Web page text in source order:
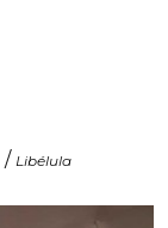
/ Libélula